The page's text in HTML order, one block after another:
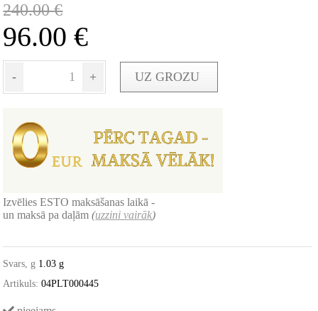
240.00€
96.00€
- + UZ GROZU
Izvēlies ESTO maksāšanas laikā -
un maksā pa daļām(uzzini vairāk)
Svars, g 1.03 g
Artikuls: 04PLT000445